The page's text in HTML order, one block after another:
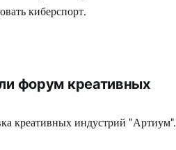
киберспорт.
форум креативных
креативных индустрий "Артиум".